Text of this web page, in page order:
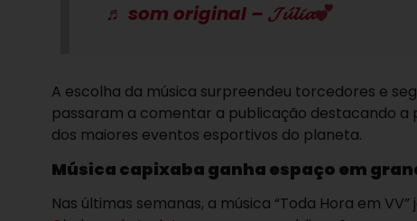
♬ som original – 𝓙𝓾́𝓵𝓲𝓪
A escolha da música surpreendeu torcedores e
passaram a comentar a publicação destacando a
dos maiores eventos esportivos do planeta.
Música capixaba ganha espaço em
Nas últimas semanas, a música “Toda Hora em